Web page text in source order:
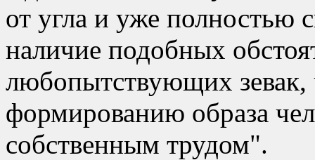
от угла и уже полностью
наличие подобных
любопытствующих зевак,
формированию образа
собственным трудом .